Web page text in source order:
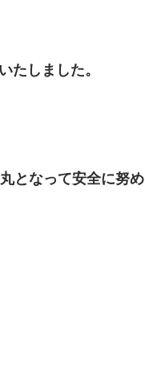
たしました。
となって安全に努め